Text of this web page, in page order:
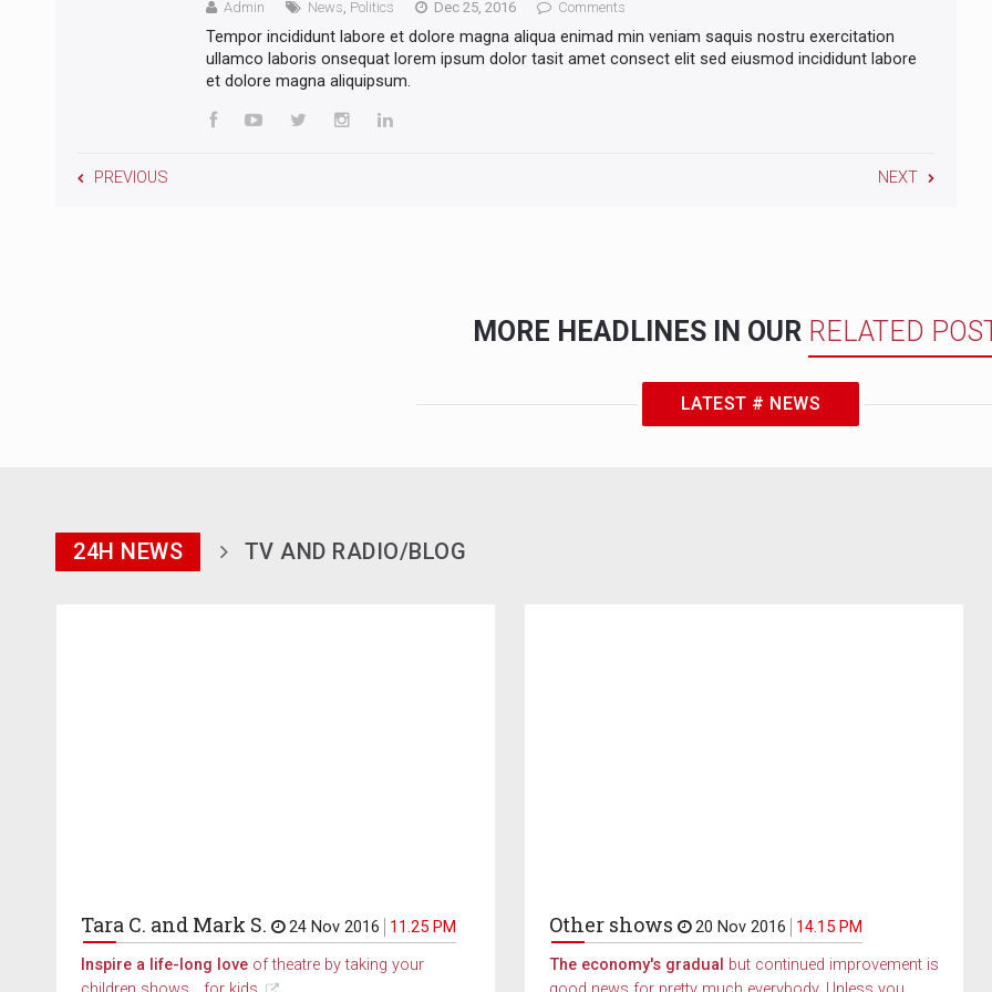
Admin News, Politics Dec 25, 2016 Comments
Tempor incididunt labore et dolore magna aliqua enimad min veniam saquis nostru exercitation
ullamco laboris onsequat lorem ipsum dolor tasit amet consect elit sed eiusmod incididunt labore
et dolore magna aliquipsum.
PREVIOUS NEXT
MORE HEADLINES IN OUR RELATED
LATEST # NEWS
24H NEWS TV AND RADIO/BLOG
Tara C. and Mark S. 24 Nov 2016
11.25 PM
Inspire a life-long love of theatre by taking your
Other shows 20 Nov 2016
14.15 PM
The economy's gradual but continued improvement is